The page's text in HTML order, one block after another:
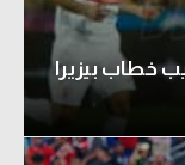
خطاب بيزيرا